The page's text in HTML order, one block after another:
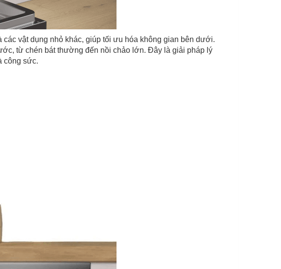
vật dụng nhỏ khác, giúp tối ưu hóa không gian bên dưới.
từ chén bát thường đến nồi chảo lớn. Đây là giải pháp lý
công sức.